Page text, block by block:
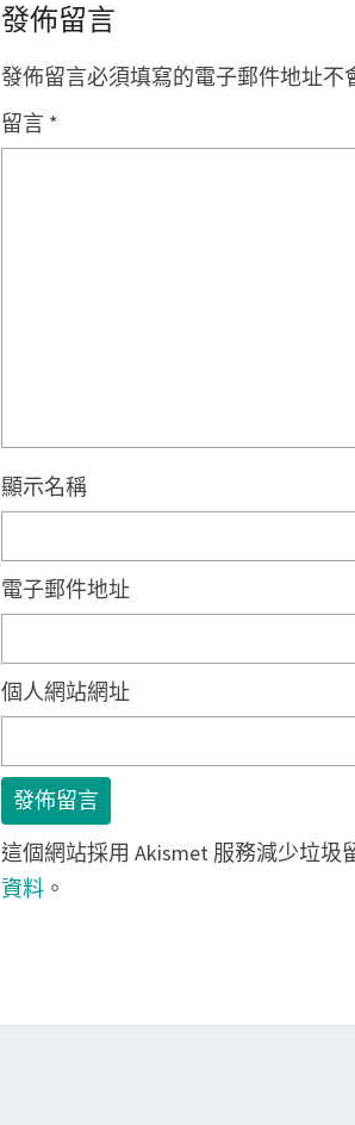
發佈留言
發佈留言必須填寫的電子郵件地址不
留言 *
顯示名稱
電子郵件地址
個人網站網址
這個網站採用 Akismet 服務減少垃圾
資料 。